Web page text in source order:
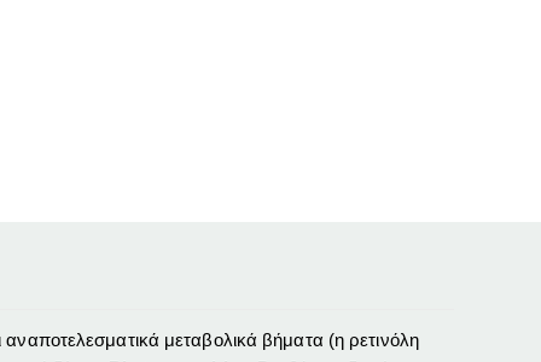
μεταβολικά βήματα (η ρετινόλη